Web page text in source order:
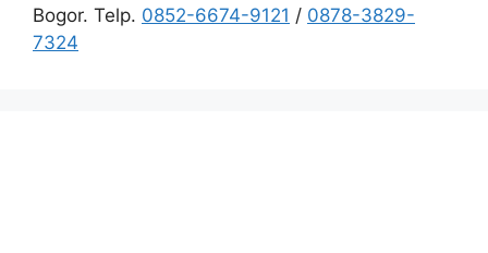
Bogor. Telp. 0852-6674-9121 / 0878-3829-
7324